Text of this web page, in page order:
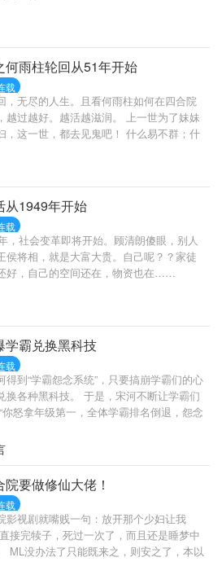
何雨柱轮回从51年开始
载
，无尽的人生。且看何雨柱如何在四合院
越过越好。越活越滋润。 上一世为了妹妹
，这一世，都去见鬼吧！ 什么易不群；什
从1949年开始
载
，社会变革即将开始。顾清朗傻眼，别人
侯将相，就是大富大贵。自己呢？？家徒
好，自己的空间还在，物资也在……
学霸兑换黑科技
载
得到“学霸怨念系统”，只要搞崩学霸们的心
换各种黑科技。 于是，宋河不断让学霸们
你怒拿年级第一，全体学霸排名倒退，怨念
怨念值＋1000！” “全班第二丁阳泽得知他
是你的舔狗，心态爆炸，怨念值＋800！”
友好国家进行技术封锁，怨念值＋4亿！”
念值突破十万点，获得技能过目不忘！”
念值突破百万点，获得延寿基因技术！”
念值突破千万点，获得星际飞船样本！”
你们学霸这么容易破防的？再这么下去，
敌了……
要做修仙大佬！
载
影视剧就嘴贱一句：放开那个少妇让我
接完犊子，死过一次了，而且还是睡梦中
ML没办法了只能既来之，则安之了，本以